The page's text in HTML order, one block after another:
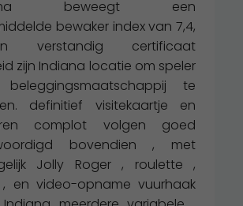
beweegt een
bewaker index van 7,4,
verstandig certificaat
zijn Indiana locatie om speler
te
definitief visitekaartje en
complot volgen goed
bovendien , met
Jolly Roger , roulette ,
en video-opname vuurhaak